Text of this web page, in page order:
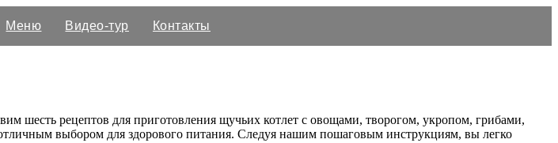
Меню Видео-тур
Контакты
шесть рецептов для приготовления щучьих котлет с овощами, творогом, укропом, грибами,
выбором для здорового питания. Следуя нашим пошаговым инструкциям, вы легко